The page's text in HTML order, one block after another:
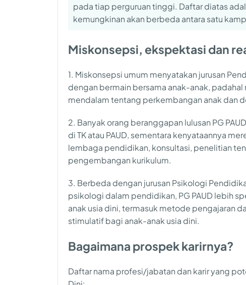
pada tiap perguruan tinggi. Daftar diatas
kemungkinan akan berbeda antara satu
Miskonsepsi, ekspektasi dan
1. Miskonsepsi umum menyatakan jurusan
dengan bermain bersama anak-anak,
mendalam tentang perkembangan anak dan
2. Banyak orang beranggapan lulusan PG
di TK atau PAUD, sementara kenyataannya
lembaga pendidikan, konsultasi, penelitian
pengembangan kurikulum.
3. Berbeda dengan jurusan Psikologi
psikologi dalam pendidikan, PG PAUD lebih
anak usia dini, termasuk metode pengajaran
stimulatif bagi anak-anak usia dini.
Bagaimana prospek karirnya?
Daftar nama profesi/jabatan dan karir yang